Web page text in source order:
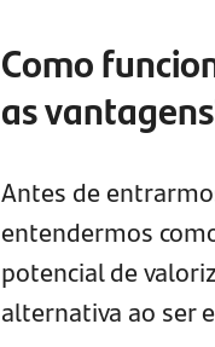
Como
as
Antes de
entendermos
potencial de
alternativa ao ser